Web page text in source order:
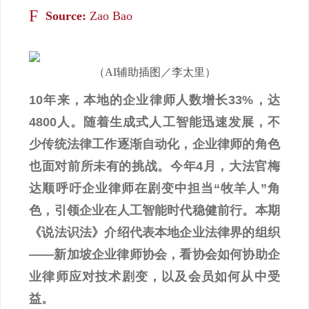
Source: Zao Bao
（AI辅助插图／李太里）
10年来，本地的企业律师人数增长33%，达
4800人。随着生成式人工智能迅速发展，不
少传统法律工作逐渐自动化，企业律师的角色
也面对前所未有的挑战。今年4月，大法官梅
达顺呼吁企业律师在剧变中担当“牧羊人”角
色，引领企业在人工智能时代稳健前行。本期
《说法识法》介绍代表本地企业法律界的组织
——新加坡企业律师协会，看协会如何协助企
业律师应对技术剧变，以及会员如何从中受
益。